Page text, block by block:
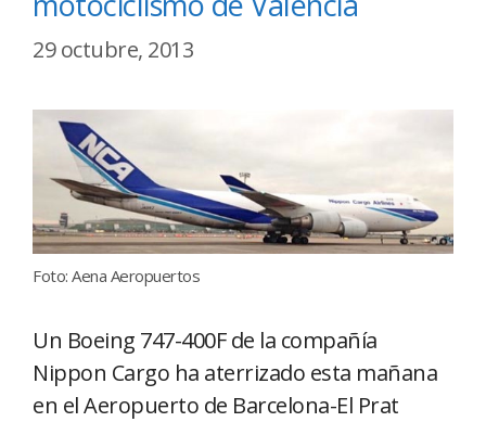
29 octubre, 2013
Foto: Aena Aeropuertos
Un Boeing 747-400F de la compañía
Nippon Cargo ha aterrizado esta mañana
en el Aeropuerto de Barcelona-El Prat